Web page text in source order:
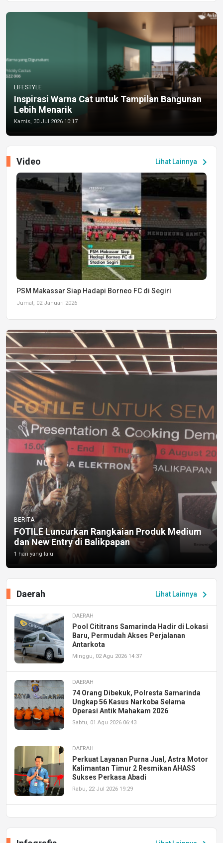
LIFESTYLE
Inspirasi Warna Cat untuk Tampilan Bangunan
Lebih Menarik
Kamis, 30 Jul 2026 10:17
Lihat Lainnya chevron_right
Video
PSM Makassar Siap Hadapi Borneo FC di Segiri
Jumat, 02 Januari 2026
BERITA
FOTILE Luncurkan Rangkaian Produk Medium
dan New Entry di Balikpapan
1 hari yang lalu
Lihat Lainnya chevron_right
Daerah
DAERAH
Pool Cititrans Samarinda Hadir di Lokasi
Baru, Permudah Akses Perjalanan
Antarkota
Minggu, 02 Agu 2026 14:37
DAERAH
74 Orang Dibekuk, Polresta Samarinda
Ungkap 56 Kasus Narkoba Selama
Operasi Antik Mahakam 2026
Sabtu, 01 Agu 2026 06:43
DAERAH
Perkuat Layanan Purna Jual, Astra Motor
Kalimantan Timur 2 Resmikan AHASS
Sukses Perkasa Abadi
Rabu, 22 Jul 2026 19:29